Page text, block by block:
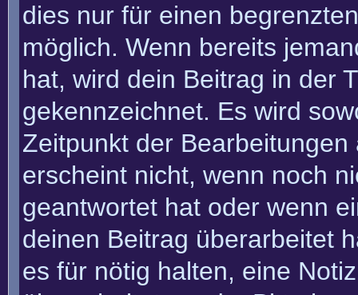
dies nur für einen
möglich. Wenn bereits
hat, wird dein Beitrag in der
gekennzeichnet. Es wird
Zeitpunkt der
erscheint nicht, wenn noch
geantwortet hat oder wenn
deinen Beitrag überarbeitet
es für nötig halten, eine